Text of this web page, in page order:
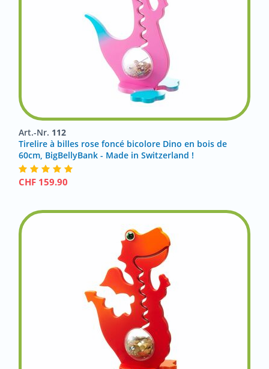
Art.-Nr. 112
Tirelire à billes rose foncé bicolore Dino en bois de
60cm, BigBellyBank - Made in Switzerland !
CHF 159.90